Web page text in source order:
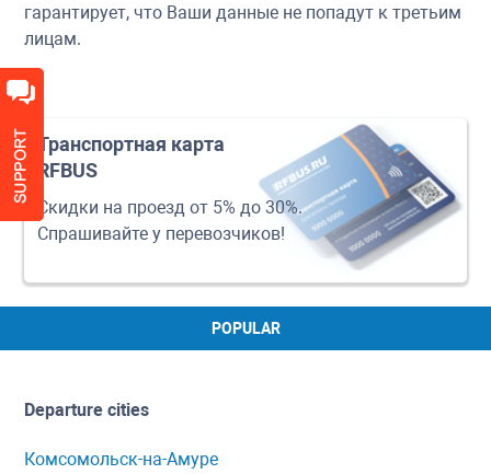
гарантирует, что Ваши данные не попадут к третьим
лицам.
Транспортная карта
RFBUS
Скидки на проезд от 5% до 30%.
Спрашивайте у перевозчиков!
POPULAR
Departure cities
Комсомольск-на-Амуре